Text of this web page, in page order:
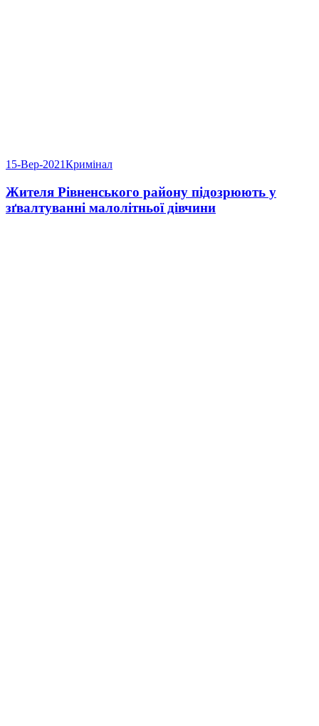
15-Вер-2021Кримінал
Жителя Рівненського району підозрюють у
зґвалтуванні малолітньої дівчини